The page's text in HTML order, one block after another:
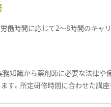
働時間に応じて2～8時間のキャ
務知識から薬剤師に必要な法律
す。所定研修時間に合わせた講座